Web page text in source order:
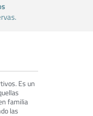
Es un
familia
las